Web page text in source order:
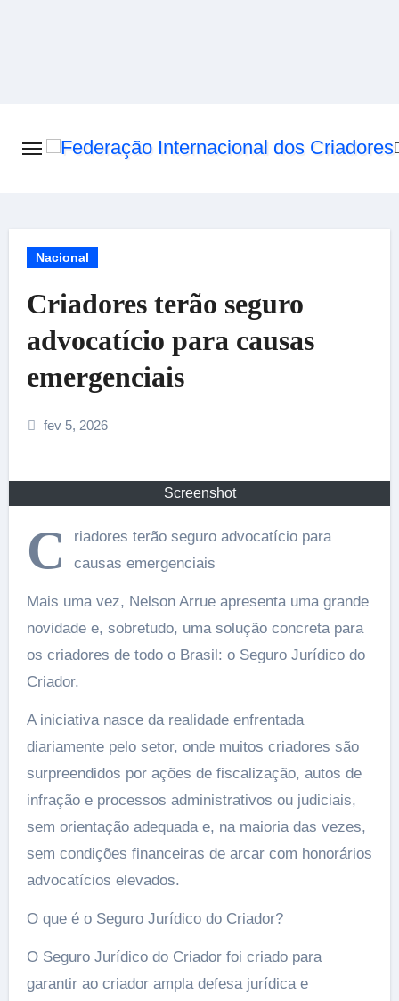
Nacional
Criadores terão seguro
advocatício para causas
emergenciais
fev 5, 2026
Screenshot
C
riadores terão seguro advocatício para
causas emergenciais
Mais uma vez, Nelson Arrue apresenta uma grande
novidade e, sobretudo, uma solução concreta para
os criadores de todo o Brasil: o Seguro Jurídico do
Criador.
A iniciativa nasce da realidade enfrentada
diariamente pelo setor, onde muitos criadores são
surpreendidos por ações de fiscalização, autos de
infração e processos administrativos ou judiciais,
sem orientação adequada e, na maioria das vezes,
sem condições financeiras de arcar com honorários
advocatícios elevados.
O que é o Seguro Jurídico do Criador?
O Seguro Jurídico do Criador foi criado para
garantir ao criador ampla defesa jurídica e